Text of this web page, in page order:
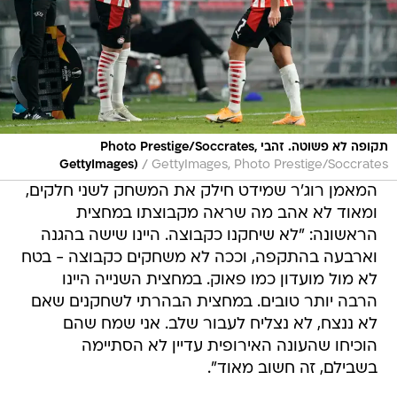
תקופה לא פשוטה. זהבי Photo Prestige/Soccrates,
GettyImages) / GettyImages, Photo Prestige/Soccrates
המאמן רוג'ר שמידט חילק את המשחק לשני חלקים,
ומאוד לא אהב מה שראה מקבוצתו במחצית
הראשונה: "לא שיחקנו כקבוצה. היינו שישה בהגנה
וארבעה בהתקפה, וככה לא משחקים כקבוצה - בטח
לא מול מועדון כמו פאוק. במחצית השנייה היינו
הרבה יותר טובים. במחצית הבהרתי לשחקנים שאם
לא ננצח, לא נצליח לעבור שלב. אני שמח שהם
הוכיחו שהעונה האירופית עדיין לא הסתיימה
בשבילם, זה חשוב מאוד".